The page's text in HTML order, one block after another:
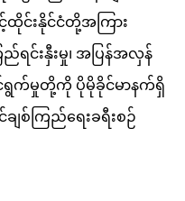
ထိုင်းနိုင်ငံတို့အကြား
ရင်းနှီးမှု၊ အပြန်အလှန်
ရွက်မှုတို့ကို ပိုမိုခိုင်မာနက်ရှိ
ျစ်ကြည်ရေးခရီးစဉ်